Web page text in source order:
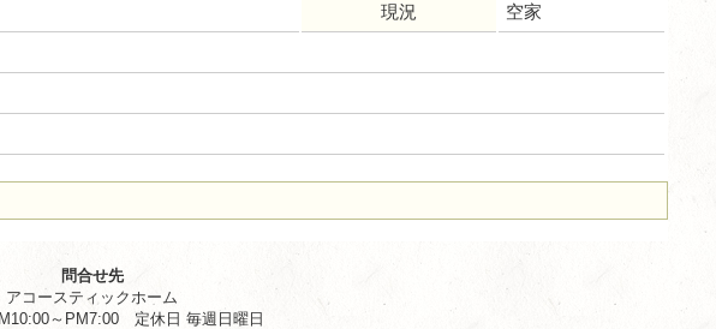
現況
空家
問合せ先
アコースティックホーム
～PM7:00 定休日 毎週日曜日